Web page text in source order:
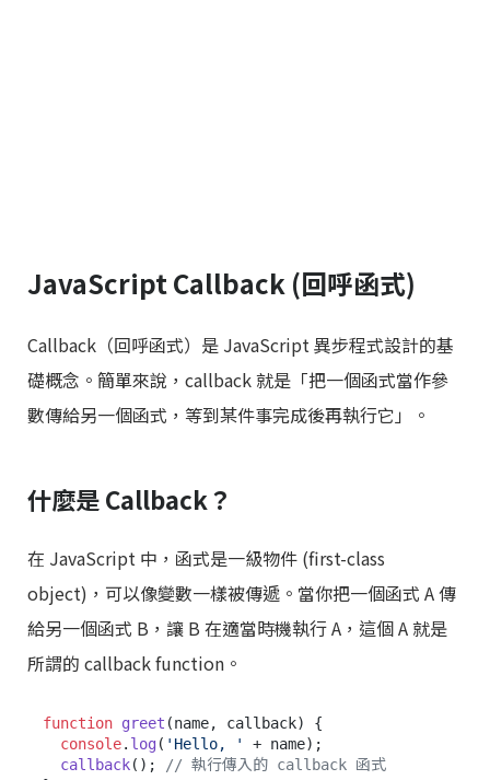
JavaScript Callback (回呼函式)
Callback（回呼函式）是 JavaScript 異步程式設計的基
礎概念。簡單來說，callback 就是「把一個函式當作參
數傳給另一個函式，等到某件事完成後再執行它」。
什麼是 Callback？
在 JavaScript 中，函式是一級物件 (first-class
object)，可以像變數一樣被傳遞。當你把一個函式 A 傳
給另一個函式 B，讓 B 在適當時機執行 A，這個 A 就是
所謂的 callback function。
function greet (name, callback) {
console. log( 'Hello, '
+ name);
callback();
// 執行傳入的 callback 函式